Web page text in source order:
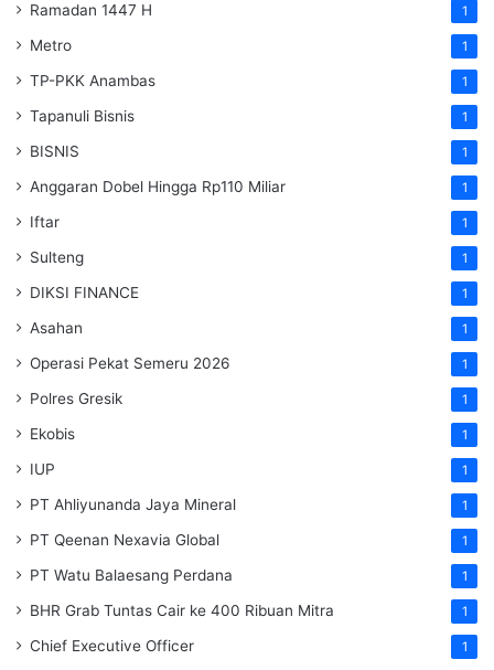
Ramadan 1447 H 1
Metro 1
TP-PKK Anambas 1
Tapanuli Bisnis 1
BISNIS 1
Anggaran Dobel Hingga Rp110 Miliar 1
Iftar 1
Sulteng 1
DIKSI FINANCE 1
Asahan 1
Operasi Pekat Semeru 2026 1
Polres Gresik 1
Ekobis 1
IUP 1
PT Ahliyunanda Jaya Mineral 1
PT Qeenan Nexavia Global 1
PT Watu Balaesang Perdana 1
BHR Grab Tuntas Cair ke 400 Ribuan Mitra 1
Chief Executive Officer 1